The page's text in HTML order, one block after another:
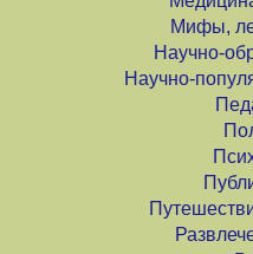
Мифы,
Научно-
Научно-